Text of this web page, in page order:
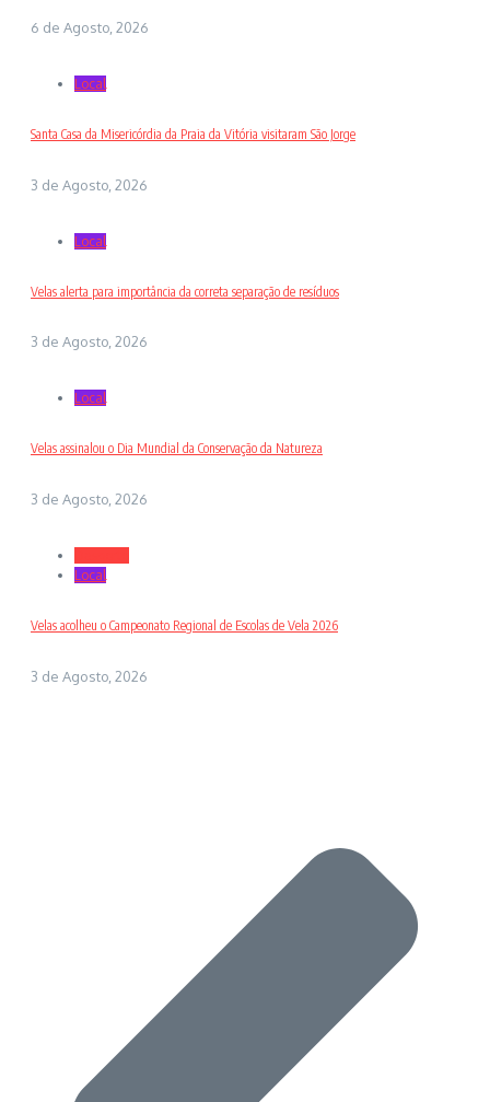
6 de Agosto, 2026
Local
Santa Casa da Misericórdia da Praia da Vitória visitaram São Jorge
3 de Agosto, 2026
Local
Velas alerta para importância da correta separação de resíduos
3 de Agosto, 2026
Local
Velas assinalou o Dia Mundial da Conservação da Natureza
3 de Agosto, 2026
Local
Velas acolheu o Campeonato Regional de Escolas de Vela 2026
3 de Agosto, 2026